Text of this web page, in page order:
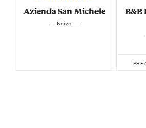
Azienda San Michele
— Neive —
B&B